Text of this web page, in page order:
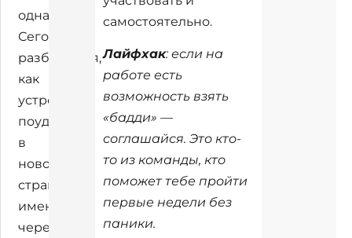
одна.
Сегодня
разберёмся,
как
устроиться
поудобнее
в
новой
стране
именно
через
самостоятельно.
Лайфхак: если на
работе есть
возможность взять
«бадди» —
соглашайся. Это кто-
то из команды, кто
поможет тебе пройти
первые недели без
паники.